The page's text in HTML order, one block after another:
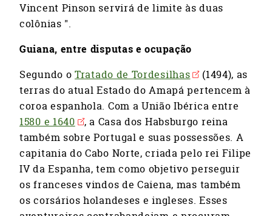
Vincent Pinson servirá de limite às duas
colônias ".
Guiana, entre disputas e ocupação
Segundo o Tratado de Tordesilhas
(1494), as
terras do atual Estado do Amapá pertencem à
coroa espanhola. Com a União Ibérica entre
1580 e 1640
, a Casa dos Habsburgo reina
também sobre Portugal e suas possessões. A
capitania do Cabo Norte, criada pelo rei Filipe
IV da Espanha, tem como objetivo perseguir
os franceses vindos de Caiena, mas também
os corsários holandeses e ingleses. Esses